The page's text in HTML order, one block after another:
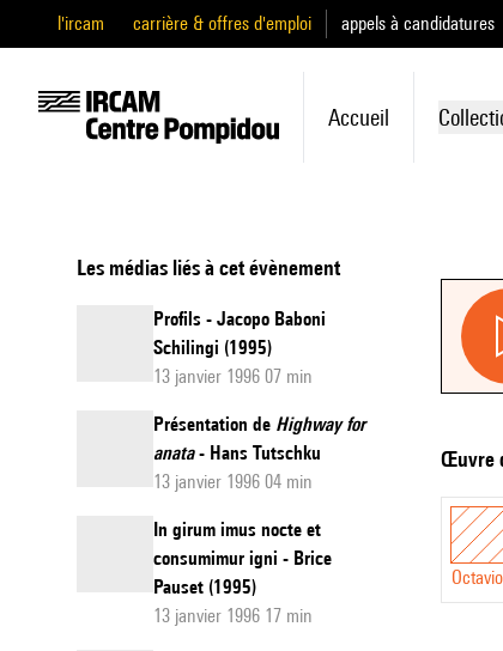
l'ircam carrière & offres d'emploi appels à candidatures
Accueil
Les médias liés à cet évènement
Profils - Jacopo Baboni
Schilingi (1995)
13 janvier 1996 07 min
Présentation de Highway for
anata- Hans Tutschku
13 janvier 1996 04 min
In girum imus nocte et
consumimur igni - Brice
Pauset (1995)
13 janvier 1996 17 min
Œuvre